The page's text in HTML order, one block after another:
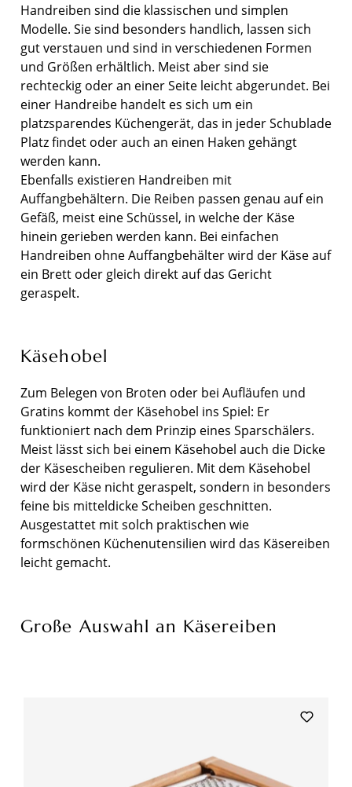
Handreiben sind die klassischen und simplen
Modelle. Sie sind besonders handlich, lassen sich
gut verstauen und sind in verschiedenen Formen
und Größen erhältlich. Meist aber sind sie
rechteckig oder an einer Seite leicht abgerundet. Bei
einer Handreibe handelt es sich um ein
platzsparendes Küchengerät, das in jeder Schublade
Platz findet oder auch an einen Haken gehängt
werden kann.
Ebenfalls existieren Handreiben mit
Auffangbehältern. Die Reiben passen genau auf ein
Gefäß, meist eine Schüssel, in welche der Käse
hinein gerieben werden kann. Bei einfachen
Handreiben ohne Auffangbehälter wird der Käse auf
ein Brett oder gleich direkt auf das Gericht
geraspelt.
Käsehobel
Zum Belegen von Broten oder bei Aufläufen und
Gratins kommt der Käsehobel ins Spiel: Er
funktioniert nach dem Prinzip eines Sparschälers.
Meist lässt sich bei einem Käsehobel auch die Dicke
der Käsescheiben regulieren. Mit dem Käsehobel
wird der Käse nicht geraspelt, sondern in besonders
feine bis mitteldicke Scheiben geschnitten.
Ausgestattet mit solch praktischen wie
formschönen Küchenutensilien wird das Käsereiben
leicht gemacht.
Große Auswahl an Käsereiben